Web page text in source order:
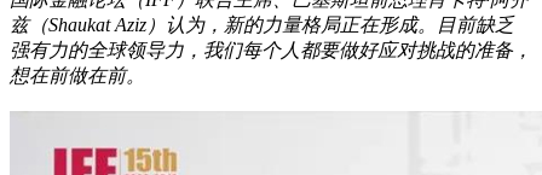
兹（Shaukat Aziz）认为，新的力量格局正在形成。目前缺乏
强有力的全球领导力，我们每个人都要做好应对挑战的准备，
想在前做在前。